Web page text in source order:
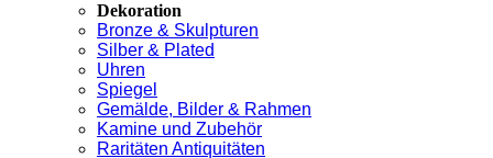
Dekoration
Bronze & Skulpturen
Silber & Plated
Uhren
Spiegel
Gemälde, Bilder & Rahmen
Kamine und Zubehör
Raritäten Antiquitäten